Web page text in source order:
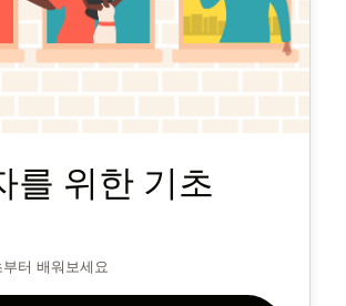
를 위한 기초
터 배워보세요